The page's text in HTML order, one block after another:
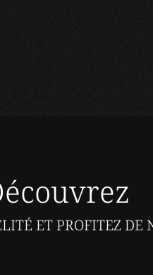
ET PROFITEZ DE